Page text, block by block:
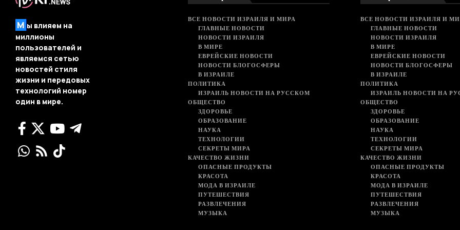
М ы влияем на
миллионы
пользователей и
являемся сетью
новостей стиля
жизни и передовых
технологий номер
один в мире.
ВСЕ НОВОСТИ ИЗРАИЛЯ И МИРА
ГЛАВНЫЕ НОВОСТИ
НОВОСТИ ИЗРАИЛЯ
В МИРЕ
ЕВРЕЙСКИЕ НОВОСТИ
НОВОСТИ БЛОГОСФЕРЫ
В ИЗРАИЛЕ
ПОЛИТИКА
ИЗРАИЛЬ НОВОСТИ НА РУССКОМ
ОБЩЕСТВО
ЗДОРОВЬЕ
ОБРАЗОВАНИЕ
НАУКА
ТЕХНОЛОГИИ
СЕКРЕТЫ МИРА
КАЧЕСТВО ЖИЗНИ
ОПАСНЫЕ ПРОДУКТЫ
КРАСОТА
МОДА В ИЗРАИЛЕ
ПУТЕШЕСТВИЯ
РАЗВЛЕЧЕНИЯ
МУЗЫКА
ВСЕ НОВОСТИ ИЗРАИЛЯ И
ГЛАВНЫЕ НОВОСТИ
НОВОСТИ ИЗРАИЛЯ
В МИРЕ
ЕВРЕЙСКИЕ НОВОСТИ
НОВОСТИ БЛОГОСФЕРЫ
В ИЗРАИЛЕ
ПОЛИТИКА
ИЗРАИЛЬ НОВОСТИ НА
ОБЩЕСТВО
ЗДОРОВЬЕ
ОБРАЗОВАНИЕ
НАУКА
ТЕХНОЛОГИИ
СЕКРЕТЫ МИРА
КАЧЕСТВО ЖИЗНИ
ОПАСНЫЕ ПРОДУКТЫ
КРАСОТА
МОДА В ИЗРАИЛЕ
ПУТЕШЕСТВИЯ
РАЗВЛЕЧЕНИЯ
МУЗЫКА